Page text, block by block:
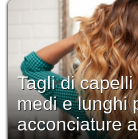
Tagli di
medi e lunghi
acconciature